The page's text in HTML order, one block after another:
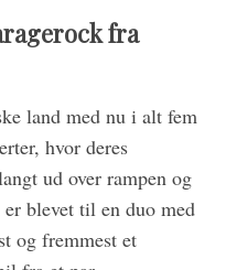
fra
land med nu i alt fem
hvor deres
ud over rampen og
blevet til en duo med
og fremmest et